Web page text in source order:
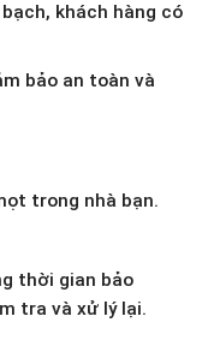
khách hàng có
bảo an toàn và
trong nhà bạn.
thời gian bảo
tra và xử lý lại.